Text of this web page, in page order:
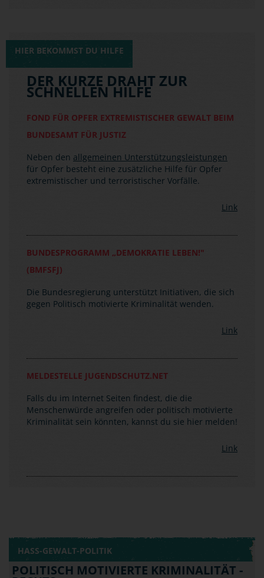
HIER BEKOMMST DU HILFE
DER KURZE DRAHT ZUR
SCHNELLEN HILFE
BUNDESAMT FÜR JUSTIZ
für Opfer besteht eine zusätzliche Hilfe für Opfer
extremistischer und terroristischer Vorfälle.
(BMFSFJ)
gegen Politisch motivierte Kriminalität wenden.
Menschenwürde angreifen oder politisch motivierte
Kriminalität sein könnten, kannst du sie hier melden!
HASS-GEWALT-POLITIK
POLITISCH MOTIVIERTE KRIMINALITÄT -
RECHTS